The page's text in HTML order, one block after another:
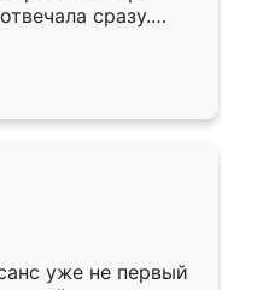
сразу.
подошёл к
Собрали
аккуратно, даже
уже не первый